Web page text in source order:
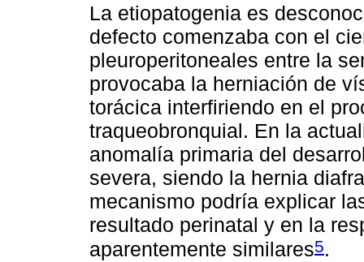
La etiopatogenia es
defecto comenzaba con el
pleuroperitoneales entre la
provocaba la herniación de
torácica interfiriendo en el
traqueobronquial. En la
anomalía primaria del
severa, siendo la hernia
mecanismo podría explicar
resultado perinatal y en la
aparentemente similares5.